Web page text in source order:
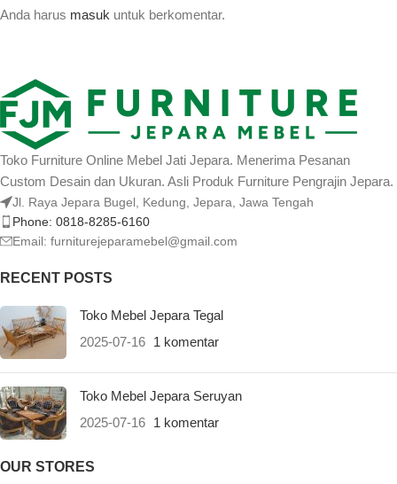
Anda harus masuk untuk berkomentar.
Toko Furniture Online Mebel Jati Jepara. Menerima Pesanan
Custom Desain dan Ukuran. Asli Produk Furniture Pengrajin Jepara.
Jl. Raya Jepara Bugel, Kedung, Jepara, Jawa Tengah
Phone: 0818-8285-6160
Email: furniturejeparamebel@gmail.com
RECENT POSTS
Toko Mebel Jepara Tegal
2025-07-16 1 komentar
Toko Mebel Jepara Seruyan
2025-07-16 1 komentar
OUR STORES